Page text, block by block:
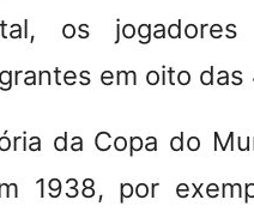
os
em oito
da Copa do
1938, por